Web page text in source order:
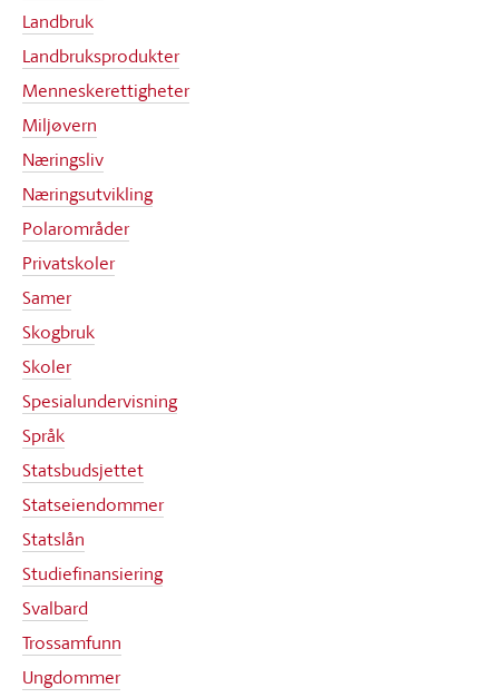
Landbruk
Landbruksprodukter
Menneskerettigheter
Miljøvern
Næringsliv
Næringsutvikling
Polarområder
Privatskoler
Samer
Skogbruk
Skoler
Spesialundervisning
Språk
Statsbudsjettet
Statseiendommer
Statslån
Studiefinansiering
Svalbard
Trossamfunn
Ungdommer